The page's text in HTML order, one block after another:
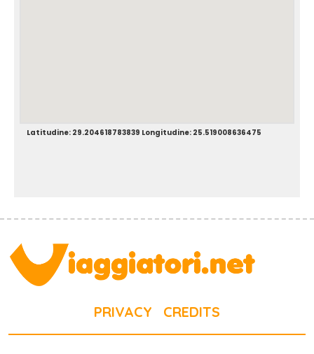
Latitudine: 29.204618783839 Longitudine: 25.519008636475
PRIVACY CREDITS